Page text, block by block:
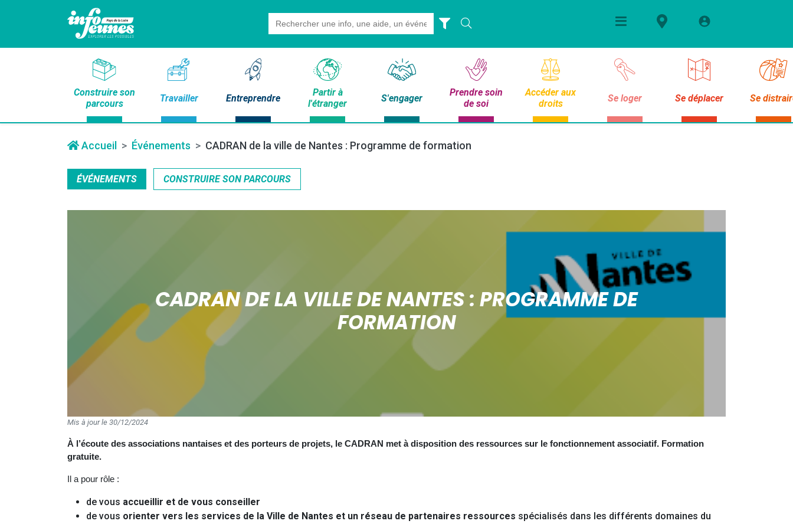
Search
for:
Construire son
parcours
Travailler Entreprendre
Partir à
l'étranger
S'engager
Prendre soin
de soi
Accéder aux
droits
Se loger Se déplacer Se
Accueil Événements CADRAN de la ville de Nantes : Programme de formation
ÉVÉNEMENTS CONSTRUIRE SON PARCOURS
CADRAN DE LA VILLE DE NANTES : PROGRAMME DE
FORMATION
Mis à jour le 30/12/2024
À l’écoute des associations nantaises et des porteurs de projets, le CADRAN met à disposition des ressources sur le fonctionnement associatif. Formation
gratuite.
Il a pour rôle :
de vous accueillir et de vous conseiller
de vous orienter vers les services de la Ville de Nantes et un réseau de partenaires ressources spécialisés dans les différents domaines du